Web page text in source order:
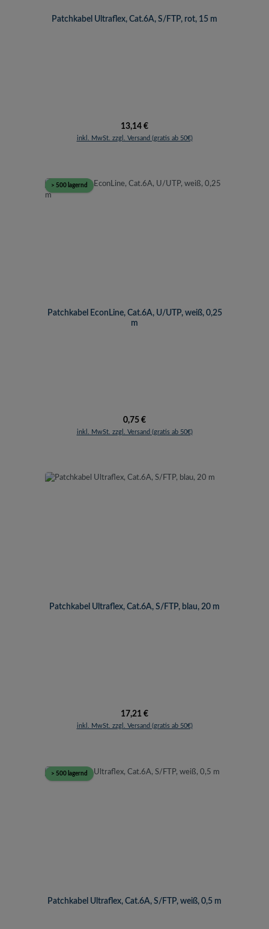
Patchkabel Ultraflex, Cat.6A, S/FTP, rot, 15 m
Regulärer Preis:
13,14 €
inkl. MwSt. zzgl. Versand (gratis ab 50€)
> 500 lagernd
Patchkabel EconLine, Cat.6A, U/UTP, weiß, 0,25
m
Regulärer Preis:
0,75 €
inkl. MwSt. zzgl. Versand (gratis ab 50€)
Patchkabel Ultraflex, Cat.6A, S/FTP, blau, 20 m
Regulärer Preis:
17,21 €
inkl. MwSt. zzgl. Versand (gratis ab 50€)
> 500 lagernd
Patchkabel Ultraflex, Cat.6A, S/FTP, weiß, 0,5 m